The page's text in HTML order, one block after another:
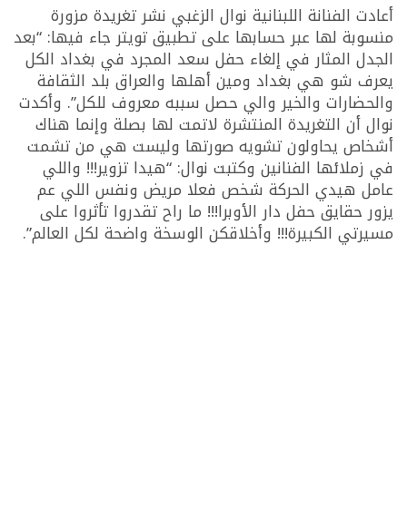
أعادت الفنانة اللبنانية نوال الزغبي نشر تغريدة مزورة
منسوبة لها عبر حسابها على تطبيق تويتر جاء فيها: “بعد
الجدل المثار في إلغاء حفل سعد المجرد في بغداد الكل
يعرف شو هي بغداد ومين أهلها والعراق بلد الثقافة
والحضارات والخير والي حصل سببه معروف للكل”. وأكدت
نوال أن التغريدة المنتشرة لاتمت لها بصلة وإنما هناك
أشخاص يحاولون تشويه صورتها وليست هي من تشمت
في زملائها الفنانين وكتبت نوال: “هيدا تزوير!!! واللي
عامل هيدي الحركة شخص فعلا مريض ونفس اللي عم
يزور حقايق حفل دار الأوبرا!!! ما راح تقدروا تأثروا على
مسيرتي الكبيرة!!! وأخلاقكن الوسخة واضحة لكل العالم”.